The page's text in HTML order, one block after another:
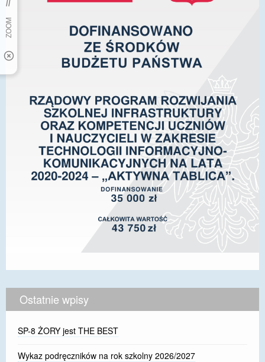
Ostatnie wpisy
SP-8 ŻORY jest THE BEST
Wykaz podręczników na rok szkolny 2026/2027